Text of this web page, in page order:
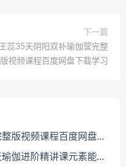
下一篇
王蕊35天阴阳双补瑜伽营完整
版视频课程百度网盘下载学习
频课程百度网盘下载学习
量流瑜伽视频课程百度网盘下载学习